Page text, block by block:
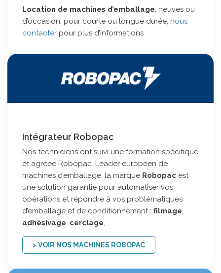
Location de machines d’emballage, neuves ou
d’occasion, pour courte ou longue durée, nous
contacter pour plus d’informations
Intégrateur Robopac
Nos techniciens ont suivi une formation spécifique
et agréée Robopac. Leader européen de
machines d’emballage, la marque Robopac est
une solution garantie pour automatiser vos
opérations et répondre à vos problématiques
d’emballage et de conditionnement ; filmage,
adhésivage, cerclage, …
> VOIR NOS MACHINES ROBOPAC